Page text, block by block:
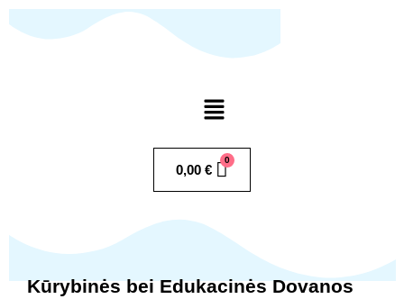
Pereiti
prie
Menu
0,00 €
Kūrybinės bei Edukacinės Dovanos